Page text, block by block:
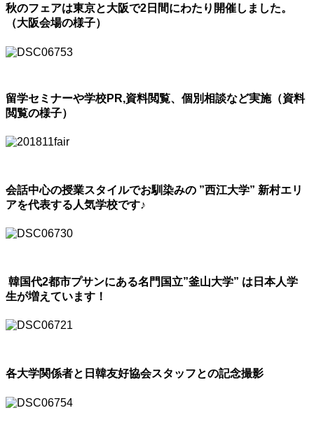
秋のフェアは東京と大阪で2日間にわたり開催しました。
（大阪会場の様子）
留学セミナーや学校PR,資料閲覧、個別相談など実施（資料
閲覧の様子）
会話中心の授業スタイルでお馴染みの ”西江大学” 新村エリ
アを代表する人気学校です♪
韓国代2都市プサンにある名門国立”釜山大学” は日本人学
生が増えています！
各大学関係者と日韓友好協会スタッフとの記念撮影